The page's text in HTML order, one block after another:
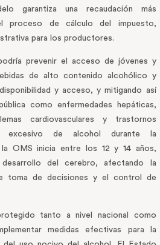
garantiza una recaudación más
proceso de cálculo del impuesto,
para los productores.
prevenir el acceso de jóvenes y
de alto contenido alcohólico y
y acceso, y mitigando así
como enfermedades hepáticas,
cardiovasculares y trastornos
excesivo de alcohol durante la
la OMS inicia entre los 12 y 14 años,
del cerebro, afectando la
toma de decisiones y el control de
tanto a nivel nacional como
medidas efectivas para la